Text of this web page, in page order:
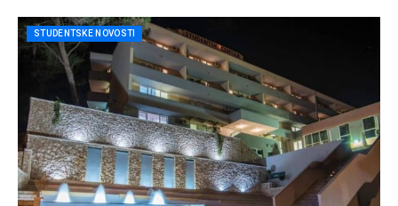
STUDENTSKE NOVOSTI